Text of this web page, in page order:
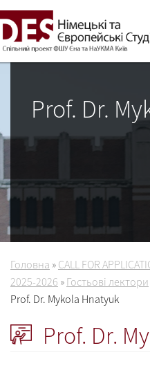
Prof. Dr.
Головна » CALL FOR
2025-2026 » Гостьові лектори
Prof. Dr. Mykola Hnatyuk
Prof. Dr.